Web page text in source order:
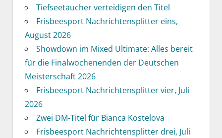
Tiefseetaucher verteidigen den Titel
Frisbeesport Nachrichtensplitter eins,
August 2026
Showdown im Mixed Ultimate: Alles bereit
für die Finalwochenenden der Deutschen
Meisterschaft 2026
Frisbeesport Nachrichtensplitter vier, Juli
2026
Zwei DM-Titel für Bianca Kostelova
Frisbeesport Nachrichtensplitter drei, Juli